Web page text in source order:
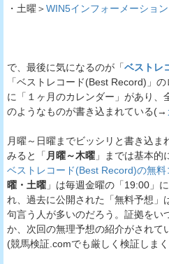
・土曜＞WIN5インフォーメーション
で、最後に気になるのが「ベストレ
「ベストレコード(Best Record)」
に「１ヶ月のカレンダー」があり、
のようなものが書き込まれている(→
月曜～日曜までビッシリと書き込ま
みると「 月曜～木曜 」までは基本的
ベストレコード(Best Record)の無料
曜・土曜 」は毎週金曜の「19:00」
れ、過去に公開された「無料予想」
句言う人が多いのだろう。証拠をい
か、次回の無理予想の紹介がされて
(競馬検証.comでも厳しく検証しま